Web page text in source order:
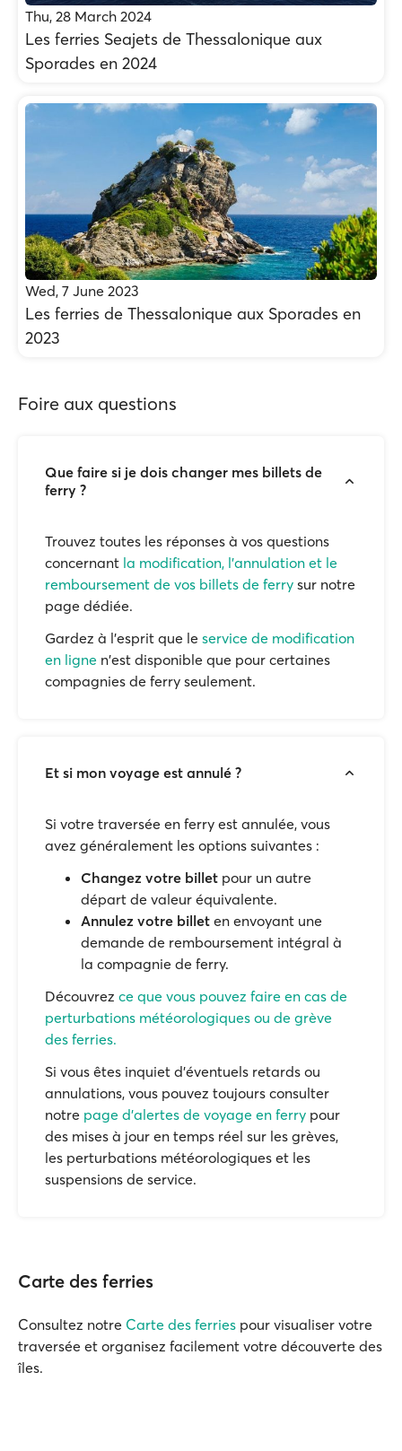
Thu, 28 March 2024
Les ferries Seajets de Thessalonique aux
Sporades en 2024
Wed, 7 June 2023
Les ferries de Thessalonique aux Sporades en
2023
Foire aux questions
Que faire si je dois changer mes billets de
ferry ?
Trouvez toutes les réponses à vos questions
concernant la modification, l'annulation et le
remboursement de vos billets de ferry sur notre
page dédiée.
Gardez à l'esprit que le service de modification
en ligne n'est disponible que pour certaines
compagnies de ferry seulement.
Et si mon voyage est annulé ?
Si votre traversée en ferry est annulée, vous
avez généralement les options suivantes :
Changez votre billet pour un autre
départ de valeur équivalente.
Annulez votre billet en envoyant une
demande de remboursement intégral à
la compagnie de ferry.
Découvrez ce que vous pouvez faire en cas de
perturbations météorologiques ou de grève
des ferries.
Si vous êtes inquiet d'éventuels retards ou
annulations, vous pouvez toujours consulter
notre page d'alertes de voyage en ferry pour
des mises à jour en temps réel sur les grèves,
les perturbations météorologiques et les
suspensions de service.
Carte des ferries
Consultez notre Carte des ferries pour visualiser votre
traversée et organisez facilement votre découverte des
îles.